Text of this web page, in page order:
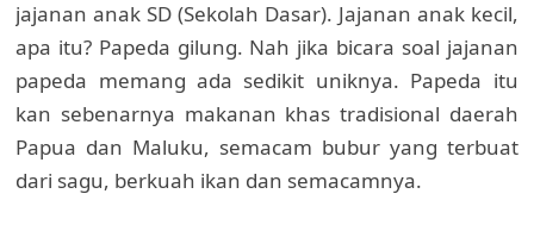
jajanan anak SD (Sekolah Dasar). Jajanan anak kecil,
apa itu? Papeda gilung. Nah jika bicara soal jajanan
papeda memang ada sedikit uniknya. Papeda itu
kan sebenarnya makanan khas tradisional daerah
Papua dan Maluku, semacam bubur yang terbuat
dari sagu, berkuah ikan dan semacamnya.